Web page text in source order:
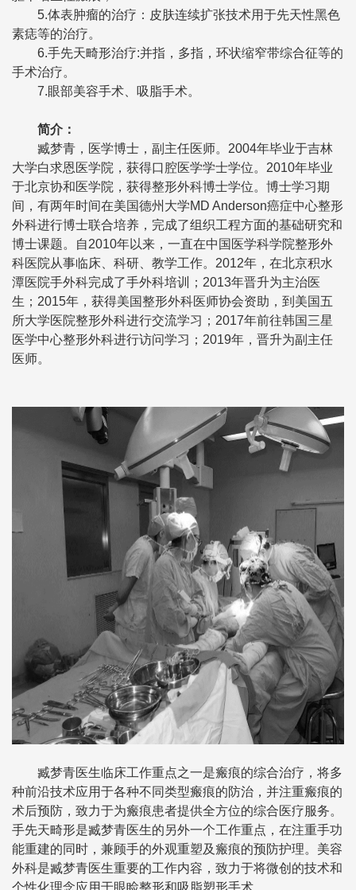
5.体表肿瘤的治疗：皮肤连续扩张技术用于先天性黑色
素痣等的治疗。
6.手先天畸形治疗:并指，多指，环状缩窄带综合征等的
手术治疗。
7.眼部美容手术、吸脂手术。
简介 ：
臧梦青，医学博士，副主任医师。2004年毕业于吉林
大学白求恩医学院，获得口腔医学学士学位。2010年毕业
于北京协和医学院，获得整形外科博士学位。博士学习期
间，有两年时间在美国德州大学MD Anderson癌症中心整形
外科进行博士联合培养，完成了组织工程方面的基础研究和
博士课题。自2010年以来，一直在中国医学科学院整形外
科医院从事临床、科研、教学工作。2012年，在北京积水
潭医院手外科完成了手外科培训；2013年晋升为主治医
生；2015年，获得美国整形外科医师协会资助，到美国五
所大学医院整形外科进行交流学习；2017年前往韩国三星
医学中心整形外科进行访问学习；2019年，晋升为副主任
医师。
臧梦青医生临床工作重点之一是瘢痕的综合治疗，将多
种前沿技术应用于各种不同类型瘢痕的防治，并注重瘢痕的
术后预防，致力于为瘢痕患者提供全方位的综合医疗服务。
手先天畸形是臧梦青医生的另外一个工作重点，在注重手功
能重建的同时，兼顾手的外观重塑及瘢痕的预防护理。美容
外科是臧梦青医生重要的工作内容，致力于将微创的技术和
个性化理念应用于眼睑整形和吸脂塑形手术。